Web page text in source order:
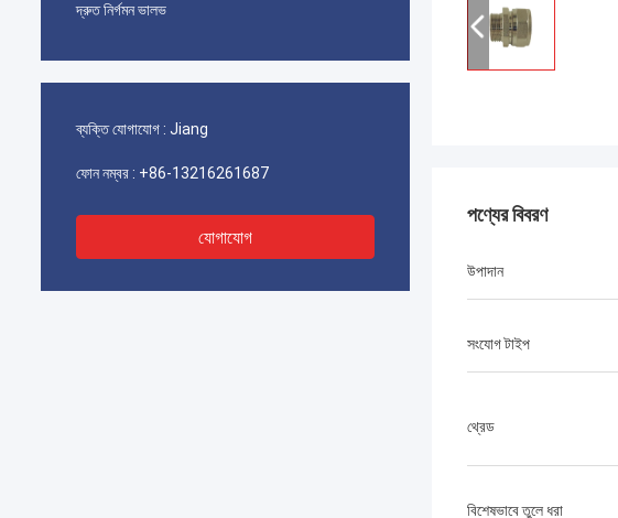
দ্রুত নির্গমন ভালভ
ব্যক্তি যোগাযোগ : Jiang
ফোন নম্বর : +86-13216261687
যোগাযোগ
পণ্যের বিবরণ
উপাদান
সংযোগ টাইপ
থ্রেড
বিশেষভাবে তুলে ধরা